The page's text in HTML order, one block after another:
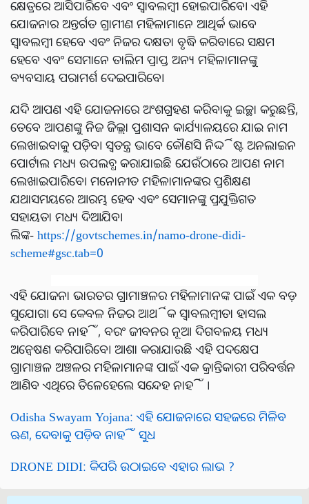
କ୍ଷେତ୍ରରେ ଆସିପାରିବେ ଏବଂ ସ୍ୱାବଲମ୍ବୀ ହୋଇପାରିବେ। ଏହି
ଯୋଜନାର ଅନ୍ତର୍ଗତ ଗ୍ରାମୀଣ ମହିଳାମାନେ ଆଥିର୍କ ଭାବେ
ସ୍ୱାବଲମ୍ବୀ ହେବେ ଏବଂ ନିଜର ଦକ୍ଷତା ବୃଦ୍ଧି କରିବାରେ ସକ୍ଷମ
ହେବେ ଏବଂ ସେମାନେ ତାଲିମ ପ୍ରାପ୍ତ ଅନ୍ୟ ମହିଳାମାନଙ୍କୁ
ବ୍ୟବସାୟ ପରାମର୍ଶ ଦେଇପାରିବେ।
ଯଦି ଆପଣ ଏହି ଯୋଜନାରେ ଅଂଶଗ୍ରହଣ କରିବାକୁ ଇଚ୍ଛା କରୁଛନ୍ତି,
ତେବେ ଆପଣଙ୍କୁ ନିଜ ଜିଲ୍ଲା ପ୍ରଶାସନ କାର୍ଯ୍ୟାଳୟରେ ଯାଇ ନାମ
ଲେଖାଇବାକୁ ପଡ଼ିବ। ସ୍ୱତନ୍ତ୍ର ଭାବେ କୌଣସି ନିର୍ଦ୍ଦିଷ୍ଟ ଅନଲାଇନ
ପୋର୍ଟାଲ ମଧ୍ୟ ଉପଲବ୍ଧ କରାଯାଇଛି ଯେଉଁଠାରେ ଆପଣ ନାମ
ଲେଖାଇପାରିବେ। ମନୋନୀତ ମହିଳାମାନଙ୍କର ପ୍ରଶିକ୍ଷଣ
ଯଥାସମୟରେ ଆରମ୍ଭ ହେବ ଏବଂ ସେମାନଙ୍କୁ ପ୍ରଯୁକ୍ତିଗତ
ସହାୟତା ମଧ୍ୟ ଦିଆଯିବ।
ଲିଙ୍କ- https://govtschemes.in/namo-drone-didi-
scheme#gsc.tab=0
ଏହି ଯୋଜନା ଭାରତର ଗ୍ରାମାଞ୍ଚଳର ମହିଳାମାନଙ୍କ ପାଇଁ ଏକ ବଡ଼
ସୁଯୋଗ। ସେ କେବଳ ନିଜର ଆର୍ଥିକ ସ୍ୱାବଲମ୍ବୀତା ହାସଲ
କରିପାରିବେ ନାହିଁ, ବରଂ ଜୀବନର ନୂଆ ଦିଗବଳୟ ମଧ୍ୟ
ଅନ୍ଵେଷଣ କରିପାରିବେ। ଆଶା କରାଯାଉଛି ଏହି ପଦକ୍ଷେପ
ଗ୍ରାମାଞ୍ଚଳ ଅଞ୍ଚଳର ମହିଳାମାନଙ୍କ ପାଇଁ ଏକ କ୍ରାନ୍ତିକାରୀ ପରିବର୍ତ୍ତନ
ଆଣିବ ଏଥିରେ ତିଳେହେଲେ ସନ୍ଦେହ ନାହିଁ ।
Odisha Swayam Yojana: ଏହି ଯୋଜନାରେ ସହଜରେ ମିଳିବ
ଋଣ, ଦେବାକୁ ପଡ଼ିବ ନାହିଁ ସୁଧ
DRONE DIDI: କିପରି ଉଠାଇବେ ଏହାର ଲାଭ ?